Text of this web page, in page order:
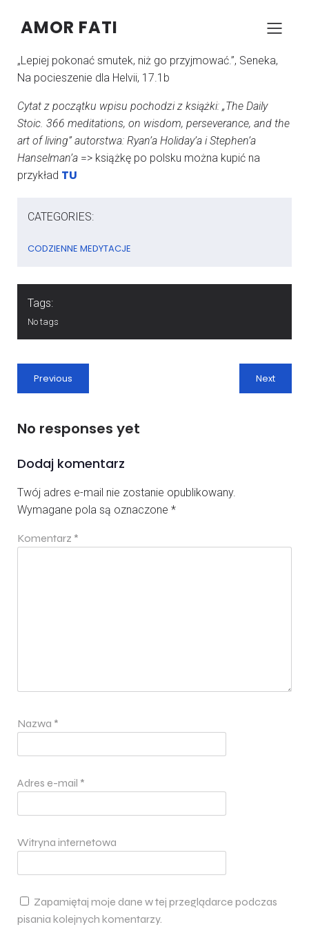
AMOR FATI
KONRAD SZCZYPCZYK
„Lepiej pokonać smutek, niż go przyjmować.”, Seneka,
Na pocieszenie dla Helvii, 17.1b
Cytat z początku wpisu pochodzi z książki: „The Daily
Stoic. 366 meditations, on wisdom, perseverance, and the
art of living” autorstwa: Ryan’a Holiday’a i Stephen’a
Hanselman’a => książkę po polsku można kupić na
przykład TU
CATEGORIES:
CODZIENNE MEDYTACJE
Tags:
No tags
Previous Next
No responses yet
Dodaj komentarz
Twój adres e-mail nie zostanie opublikowany.
Wymagane pola są oznaczone *
Komentarz *
Nazwa *
Adres e-mail *
Witryna internetowa
Zapamiętaj moje dane w tej przeglądarce podczas
pisania kolejnych komentarzy.